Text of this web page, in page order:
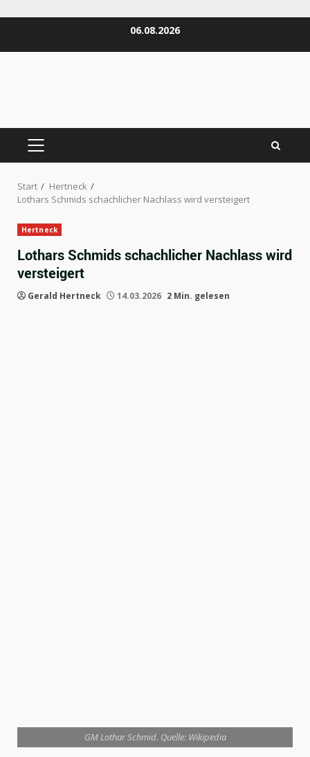
06.08.2026
PRIMÄRES
Start
Hertneck
Lothars Schmids schachlicher Nachlass wird versteigert
Hertneck
Lothars Schmids schachlicher Nachlass wird
versteigert
Gerald Hertneck 14.03.2026 2 Min. gelesen
GM Lothar Schmid. Quelle: Wikipedia